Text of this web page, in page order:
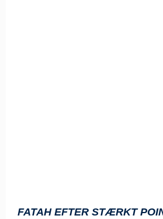
FATAH EFTER STÆRKT